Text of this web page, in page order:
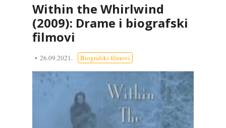
Within the Whirlwind
(2009): Drame i biografski
filmovi
26.09.2021. Biografski filmovi